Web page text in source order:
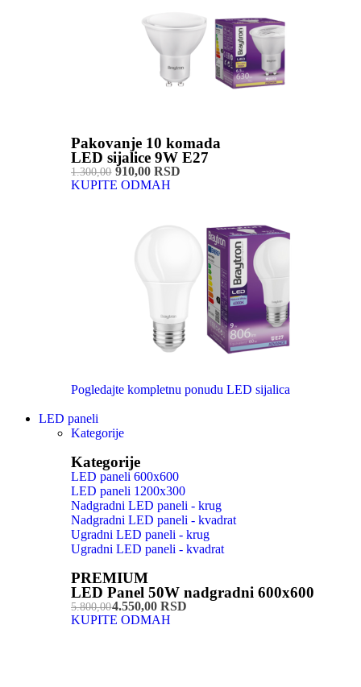
Pakovanje 10 komada
LED sijalice 9W E27
1.300,00910,00 RSD
KUPITE ODMAH
Pogledajte kompletnu ponudu LED sijalica
LED paneli
Kategorije
Kategorije
LED paneli 600x600
LED paneli 1200x300
Nadgradni LED paneli - krug
Nadgradni LED paneli - kvadrat
Ugradni LED paneli - krug
Ugradni LED paneli - kvadrat
PREMIUM
LED Panel 50W nadgradni 600x600
5.800,004.550,00 RSD
KUPITE ODMAH